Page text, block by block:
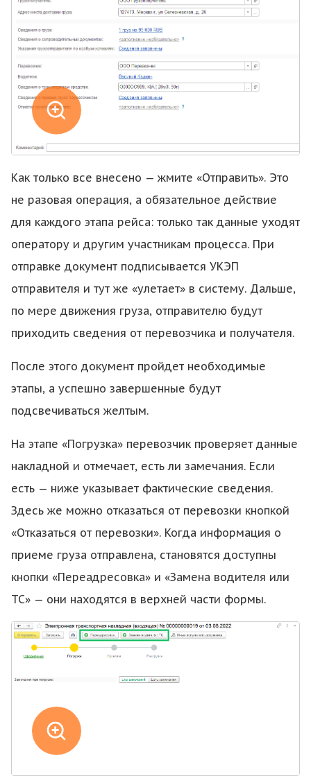
Как только все внесено — жмите «Отправить». Это
не разовая операция, а обязательное действие
для каждого этапа рейса: только так данные уходят
оператору и другим участникам процесса. При
отправке документ подписывается УКЭП
отправителя и тут же «улетает» в систему. Дальше,
по мере движения груза, отправителю будут
приходить сведения от перевозчика и получателя.
После этого документ пройдет необходимые
этапы, а успешно завершенные будут
подсвечиваться желтым.
На этапе «Погрузка» перевозчик проверяет данные
накладной и отмечает, есть ли замечания. Если
есть — ниже указывает фактические сведения.
Здесь же можно отказаться от перевозки кнопкой
«Отказаться от перевозки». Когда информация о
приеме груза отправлена, становятся доступны
кнопки «Переадресовка» и «Замена водителя или
ТС» — они находятся в верхней части формы.